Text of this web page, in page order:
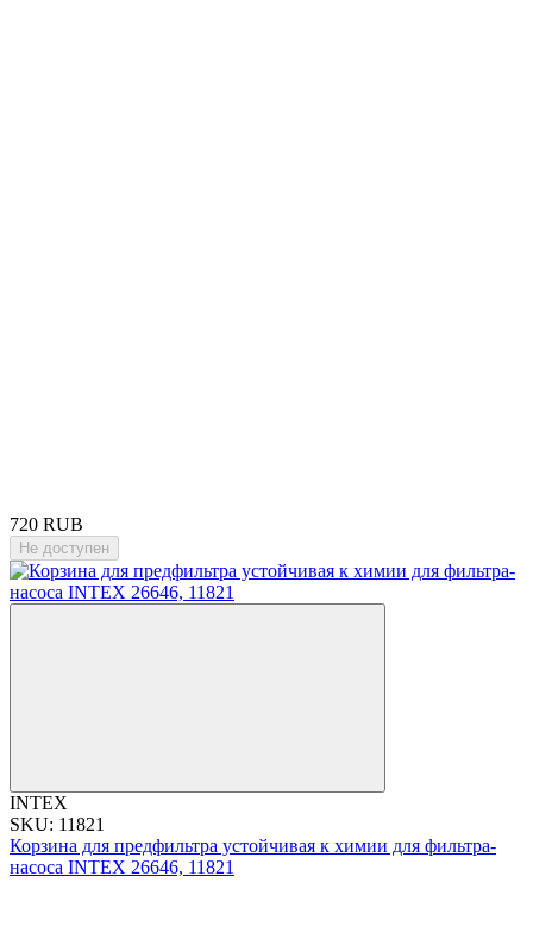
720 RUB
Не доступен
INTEX
SKU: 11821
Корзина для предфильтра устойчивая к химии для фильтра-
насоса INTEX 26646, 11821